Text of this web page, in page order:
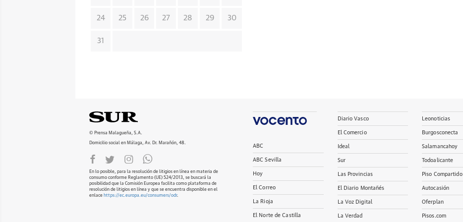
24 25 26 27 28 29 30
31
© Prensa Malagueña, S.A.
Domicilio social en Málaga, Av. Dr. Marañón, 48.
En lo posible, para la resolución de litigios en línea en materia de
consumo conforme Reglamento (UE) 524/2013, se buscará la
posibilidad que la Comisión Europea facilita como plataforma de
resolución de litigios en línea y que se encuentra disponible en el
enlace https://ec.europa.eu/consumers/odr.
ABC
ABC Sevilla
Hoy
El Correo
La Rioja
El Norte de Castilla
Diario Vasco
El Comercio
Ideal
Sur
Las Provincias
El Diario Montañés
La Voz Digital
La Verdad
Leonoticias
Burgosconecta
Salamancahoy
Todoalicante
Piso Compartido
Autocasión
Oferplan
Pisos.com